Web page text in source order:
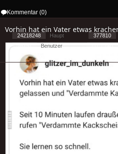
Kommentar (0)
Vorhin hat ein Vater etwas
24218248 Haupt 377810
Benutzer